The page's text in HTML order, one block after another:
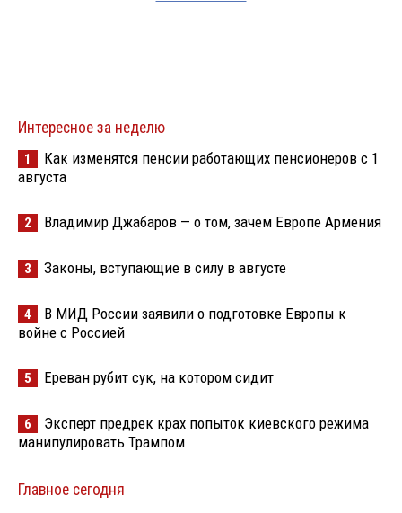
Интересное за неделю
1
Как изменятся пенсии работающих пенсионеров с 1
августа
2 Владимир Джабаров — о том, зачем Европе Армения
3 Законы, вступающие в силу в августе
4
В МИД России заявили о подготовке Европы к
войне с Россией
5 Ереван рубит сук, на котором сидит
6
Эксперт предрек крах попыток киевского режима
манипулировать Трампом
Главное сегодня